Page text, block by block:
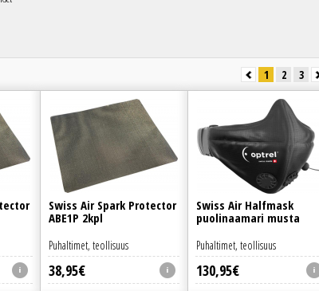
1 2 3
Swiss Air Spark Protector
ABE1P 2kpl
38,95€
Puhaltimet, teollisuus
Swiss Air Halfmask
puolinaamari musta
130,95€
Puhaltimet, teollisuus